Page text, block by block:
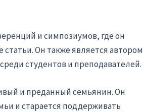
и симпозиумов, где он
Он также является автором
студентов и преподавателей.
и преданный семьянин. Он
и старается поддерживать